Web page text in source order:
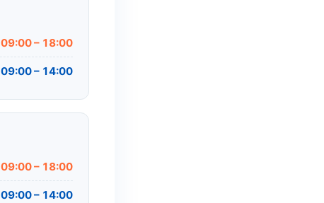
09:00 – 18:00
09:00 – 14:00
09:00 – 18:00
09:00 – 14:00